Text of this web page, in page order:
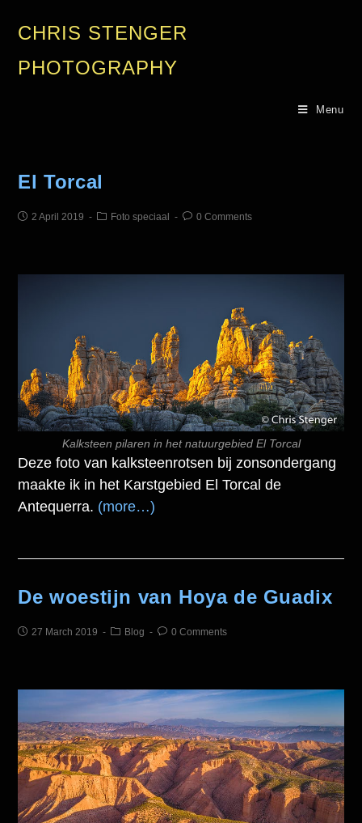
CHRIS STENGER
PHOTOGRAPHY
Menu
El Torcal
2 April 2019 Foto speciaal 0 Comments
Kalksteen pilaren in het natuurgebied El Torcal
Deze foto van kalksteenrotsen bij zonsondergang
maakte ik in het Karstgebied El Torcal de
Antequerra. (more…)
De woestijn van Hoya de Guadix
27 March 2019 Blog 0 Comments